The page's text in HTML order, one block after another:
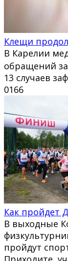
Клещи
В Карелии
обращений
13 случаев
0166
Как пройдет
В выходные
пройдут